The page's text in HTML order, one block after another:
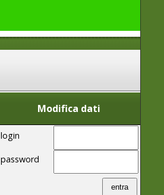
Modifica dati
login
password